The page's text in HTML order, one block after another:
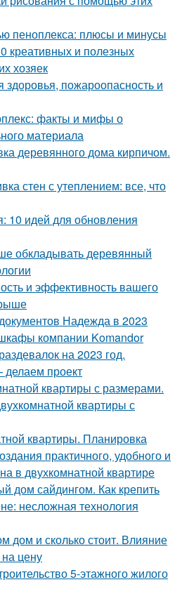
пеноплекса: плюсы и минусы
креативных и полезных
хозяек
здоровья, пожароопасность и
факты и мифы о
материала
деревянного дома кирпичом.
стен с утеплением: все, что
10 идей для обновления
обкладывать деревянный
и эффективность вашего
Надежда в 2023
компании Komandor
на 2023 год.
проект
квартиры с размерами.
квартиры с
квартиры. Планировка
практичного, удобного и
в двухкомнатной квартире
дом сайдингом. Как крепить
несложная технология
дом и сколько стоит. Влияние
цену
5-этажного жилого